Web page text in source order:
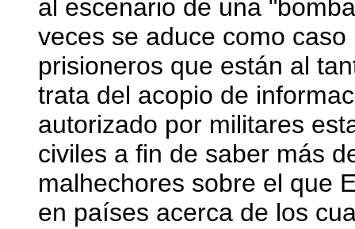
al escenario de una
veces se aduce como
prisioneros que están al
trata del acopio de
autorizado por militares
civiles a fin de saber más
malhechores sobre el que
en países acerca de los